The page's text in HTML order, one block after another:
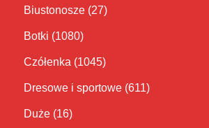
Biustonosze (27)
Botki (1080)
Czółenka (1045)
Dresowe i sportowe (611)
Duże (16)